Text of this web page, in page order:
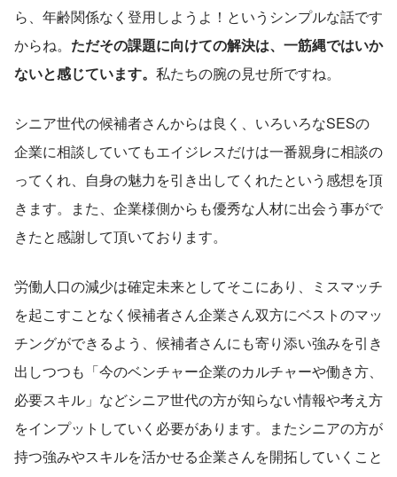
ら、年齢関係なく登用しようよ！というシンプルな話です
からね。 ただその課題に向けての解決は、一筋縄ではいか
ないと感じています。 私たちの腕の見せ所ですね。
シニア世代の候補者さんからは良く、いろいろなSESの
企業に相談していてもエイジレスだけは一番親身に相談の
ってくれ、自身の魅力を引き出してくれたという感想を頂
きます。また、企業様側からも優秀な人材に出会う事がで
きたと感謝して頂いております。
労働人口の減少は確定未来としてそこにあり、ミスマッチ
を起こすことなく候補者さん企業さん双方にベストのマッ
チングができるよう、候補者さんにも寄り添い強みを引き
出しつつも「今のベンチャー企業のカルチャーや働き方、
必要スキル」などシニア世代の方が知らない情報や考え方
をインプットしていく必要があります。またシニアの方が
持つ強みやスキルを活かせる企業さんを開拓していくこと